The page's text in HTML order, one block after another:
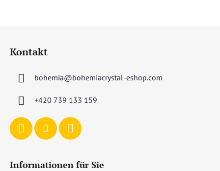
Kontakt
bohemia@bohemiacrystal-eshop.com
+420 739 133 159
Informationen für Sie